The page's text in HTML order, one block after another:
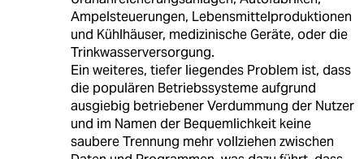
Ampelsteuerungen, Lebensmittelproduktionen
und Kühlhäuser, medizinische Geräte, oder die
Trinkwasserversorgung.
Ein weiteres, tiefer liegendes Problem ist, dass
die populären Betriebssysteme aufgrund
ausgiebig betriebener Verdummung der Nutzer
und im Namen der Bequemlichkeit keine
saubere Trennung mehr vollziehen zwischen